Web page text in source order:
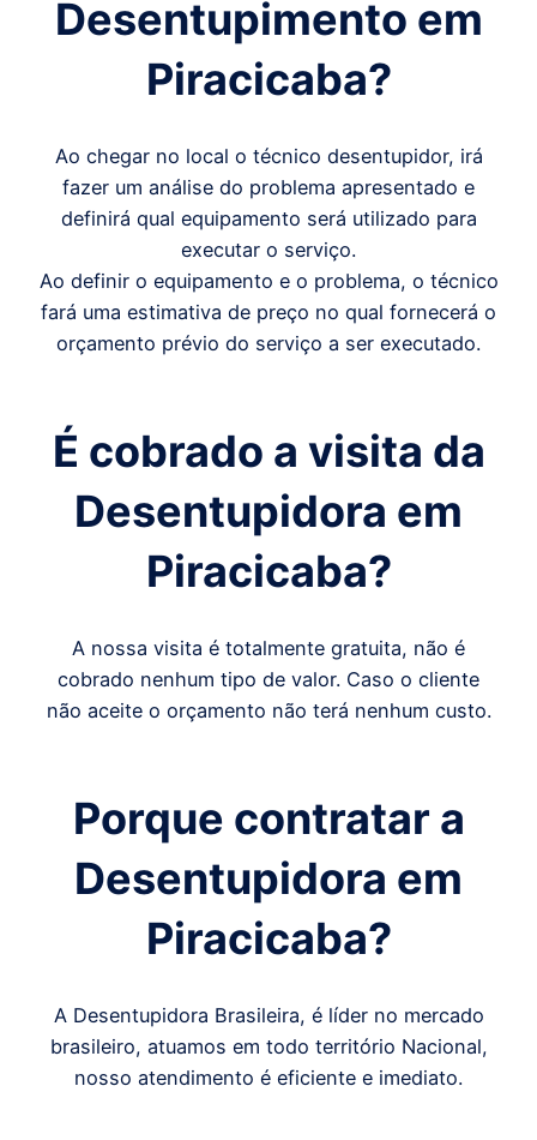
Desentupimento em
Piracicaba?
Ao chegar no local o técnico desentupidor, irá
fazer um análise do problema apresentado e
definirá qual equipamento será utilizado para
executar o serviço.
Ao definir o equipamento e o problema, o técnico
fará uma estimativa de preço no qual fornecerá o
orçamento prévio do serviço a ser executado.
É cobrado a visita da
Desentupidora em
Piracicaba?
A nossa visita é totalmente gratuita, não é
cobrado nenhum tipo de valor. Caso o cliente
não aceite o orçamento não terá nenhum custo.
Porque contratar a
Desentupidora em
Piracicaba?
A Desentupidora Brasileira, é líder no mercado
brasileiro, atuamos em todo território Nacional,
nosso atendimento é eficiente e imediato.